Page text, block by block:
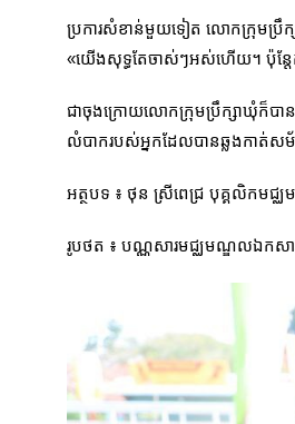
ប្រការសំខាន់មួយទៀត លោកក្រុមប្រឹក្
«យើងសុទ្ធតែចាស់ៗអស់ហើយ។ ប៉ុន្ត
ជាចុងក្រោយលោកក្រុមប្រឹក្សាឃុំក៏បា
លំបាករបស់អ្នកដែលបានឆ្លងកាត់
អត្ថបទ ៖ ថុន ស្រីពេជ្រ បុគ្គលិកមជ្ឈម
រូបថត ៖ បណ្ណសារមជ្ឈមណ្ឌលឯកសារ